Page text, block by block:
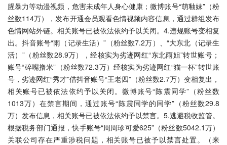
腥暴力等动漫视频，危害未成年人身心健康；微博账号“萌釉妹”（粉
丝数114万），发布开通会员观看色情视频内容信息，通过群组发布
色情网站外链。相关账号已被依法依约予以关闭。4.违规账号变相复
出。抖音账号“雨（记录生活）”（粉丝数7.2万）、“大东北（记录生
活）”（粉丝数28.9万），经核实为劣迹网红“东北雨姐”转世账号；
账号“碎嘴撸米”（粉丝数72.3万）经核实为劣迹网红“猫一杯”转世账
号，劣迹网红“秀才”借抖音账号“王老四”（粉丝数2.7万）变相复出，
相关账号已被依法依约予以关闭。微博账号“陈震同学”（粉丝数
1013万）在禁言期间，通过账号“陈震同学的同学”（粉丝数29.8
万）发布信息，相关账号已被依法依约予以禁言。5.逃避税收监管。
根据税务部门通报，快手账号“周周珍可爱625”（粉丝数5042.1万）
关联公司存在严重涉税问题，相关账号已被予以禁言处置。（来